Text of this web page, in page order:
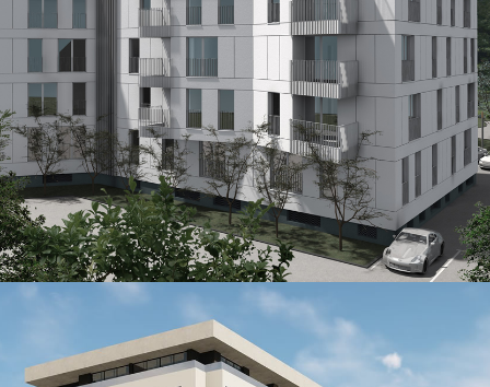
Dvolamelni objekat spratnosti Po+Pr+3+M nudit će:
prostrane i svijetle klimatizovane stanove, moderne
balkone i lođe, garažna mjesta, vanjsko uređenje i
zelene površine, gradnju po najvišim standardima
energetske efikasnosti, termičke zaštite i kvaliteta
materijala.
OPŠIRNIJE